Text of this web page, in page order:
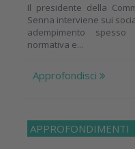
Il presidente della
Senna interviene sui
adempimento
normativa e...
Approfondisci
APPROFONDIMENTI